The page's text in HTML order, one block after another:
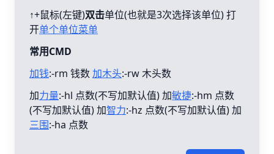
↑+鼠标(左键)双击单位(也就是3次选择该单位) 打
开单个单位菜单
常用CMD
加钱:-rm 钱数加木头:-rw 木头数
加力量:-hl 点数(不写加默认值) 加敏捷:-hm 点数
(不写加默认值) 加智力:-hz 点数(不写加默认值) 加
三围:-ha 点数